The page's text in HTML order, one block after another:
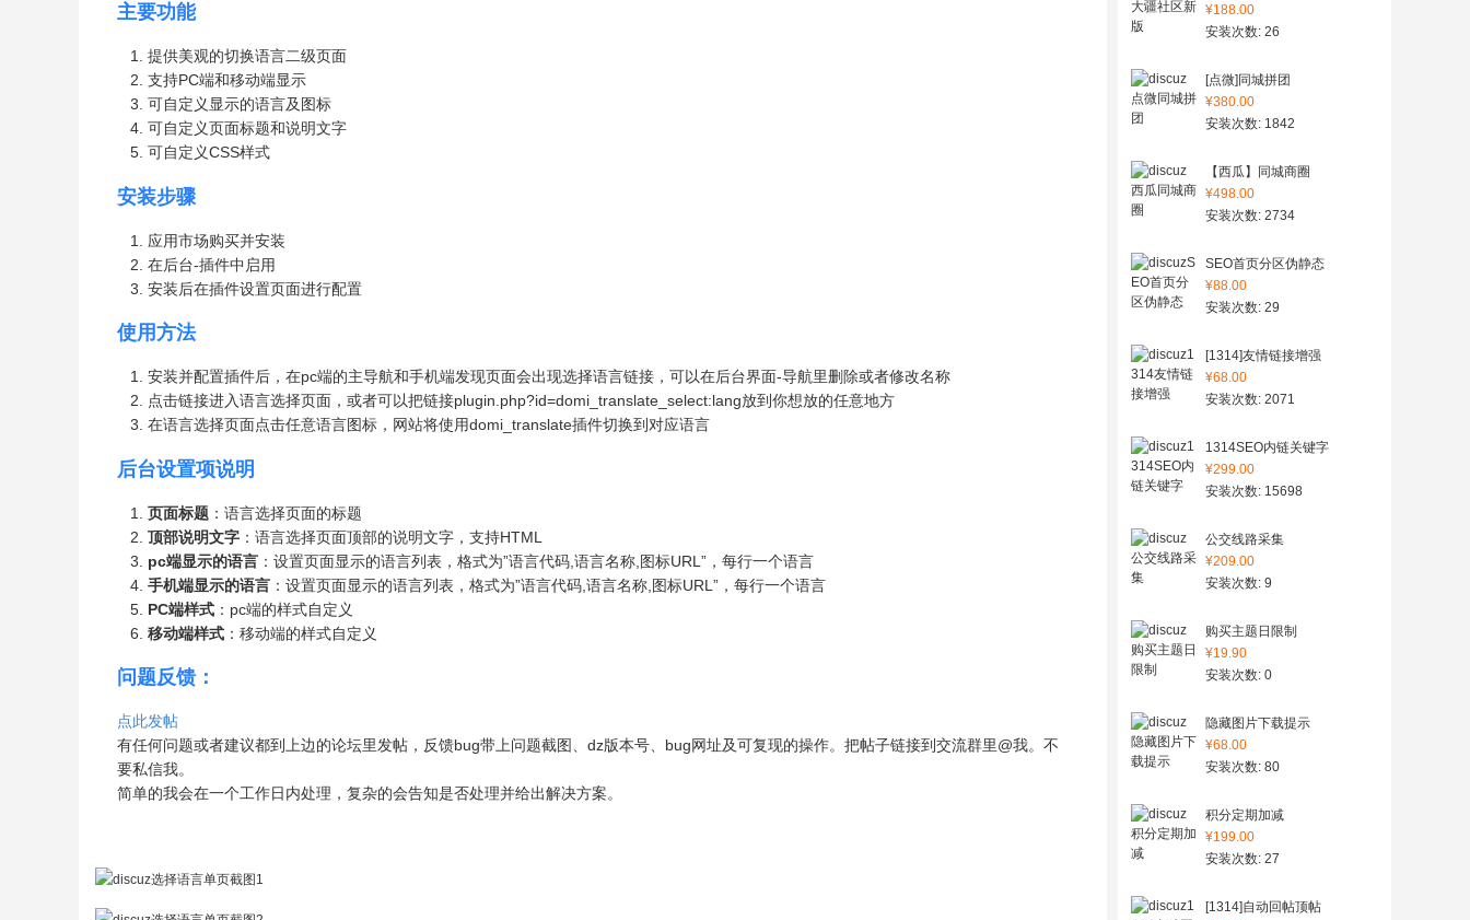
¥188.00
安装次数: 26
[点微]同城拼团
¥380.00
安装次数: 1842
【西瓜】同城商圈
¥498.00
安装次数: 2734
SEO首页分区伪静态
¥88.00
安装次数: 29
[1314]友情链接增强
¥68.00
安装次数: 2071
1314SEO内链关键字
¥299.00
安装次数: 15698
公交线路采集
¥209.00
安装次数: 9
购买主题日限制
¥19.90
安装次数: 0
隐藏图片下载提示
¥68.00
安装次数: 80
积分定期加减
¥199.00
安装次数: 27
[1314]自动回帖顶帖
主要功能
提供美观的切换语言二级页面
支持PC端和移动端显示
可自定义显示的语言及图标
可自定义页面标题和说明文字
可自定义CSS样式
安装步骤
应用市场购买并安装
在后台-插件中启用
安装后在插件设置页面进行配置
使用方法
安装并配置插件后，在pc端的主导航和手机端发现页面会出现选择语言链接，可以在后台界面-导航里删除或者修改名称
点击链接进入语言选择页面，或者可以把链接plugin.php?id=domi_translate_select:lang放到你想放的任意地方
在语言选择页面点击任意语言图标，网站将使用domi_translate插件切换到对应语言
后台设置项说明
页面标题 ：语言选择页面的标题
顶部说明文字 ：语言选择页面顶部的说明文字，支持HTML
pc端显示的语言 ：设置页面显示的语言列表，格式为”语言代码,语言名称,图标URL”，每行一个语言
手机端显示的语言 ：设置页面显示的语言列表，格式为”语言代码,语言名称,图标URL”，每行一个语言
PC端样式 ：pc端的样式自定义
移动端样式 ：移动端的样式自定义
问题反馈：
点此发帖
有任何问题或者建议都到上边的论坛里发帖，反馈bug带上问题截图、dz版本号、bug网址及可复现的操作。把帖子链接到交流群里@我。不
要私信我。
简单的我会在一个工作日内处理，复杂的会告知是否处理并给出解决方案。